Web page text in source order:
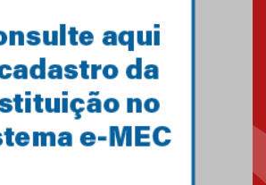
Primeiro culto do ano ressalta o
27.02.2026